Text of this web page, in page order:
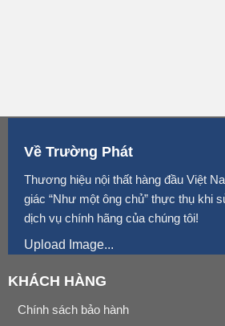
Về Trường Phát
Thương hiệu nội thất hàng đầu Việt
giác “Như một ông chủ” thực thụ khi
dịch vụ chính hãng của chúng tôi!
Upload Image...
KHÁCH HÀNG
Chính sách bảo hành